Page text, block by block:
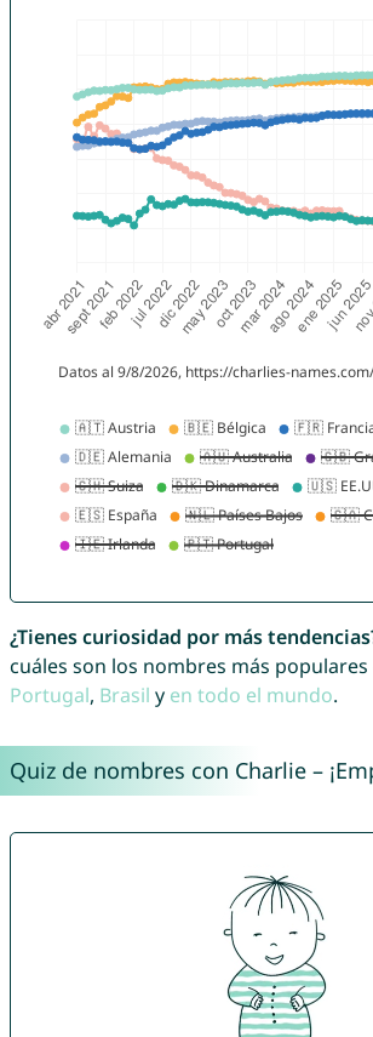
¿Tienes curiosidad por más
cuáles son los nombres más populares
Portugal, Brasil y en todo el mundo.
Quiz de nombres con Charlie –